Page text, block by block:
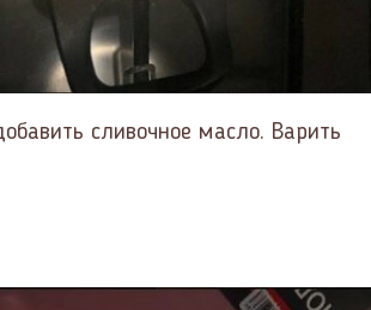
сливочное масло. Варить